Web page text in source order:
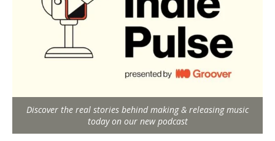
Discover the real stories behind making & releasing music
today on our new podcast